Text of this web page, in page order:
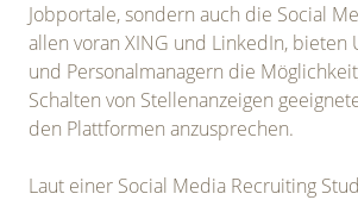
Jobportale, sondern auch die Social
allen voran XING und LinkedIn, bieten
und Personalmanagern die
Schalten von Stellenanzeigen
den Plattformen anzusprechen.
Laut einer Social Media Recruiting